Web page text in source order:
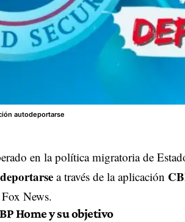
autodeportarse
en la política migratoria de
a través de la aplicación
Fox News.
Home y su objetivo